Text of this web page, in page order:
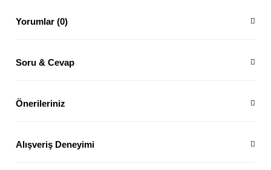
Yorumlar (0)
Soru & Cevap
Önerileriniz
Alışveriş Deneyimi